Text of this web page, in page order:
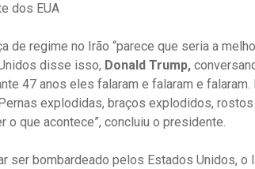
dos EUA
de regime no Irão “parece que seria a
disse isso, Donald Trump,
47 anos eles falaram e falaram e
explodidas, braços explodidos,
o que acontece”, concluiu o presidente.
ser bombardeado pelos Estados Unidos, o